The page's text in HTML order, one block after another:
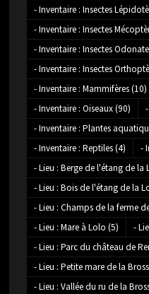
- Inventaire : Insectes
- Inventaire : Insectes
- Inventaire : Insectes
- Inventaire : Insectes
- Inventaire : Mammifères(10)
- Inventaire : Oiseaux(90)
- Inventaire : Plantes
- Inventaire : Reptiles(4) -
- Lieu : Berge de l'étang de la
- Lieu : Bois de l'étang de la
- Lieu : Champs de la ferme
- Lieu : Mare à Lolo (5) -
- Lieu : Parc du château de
- Lieu : Petite mare de la
- Lieu : Vallée du ru de la